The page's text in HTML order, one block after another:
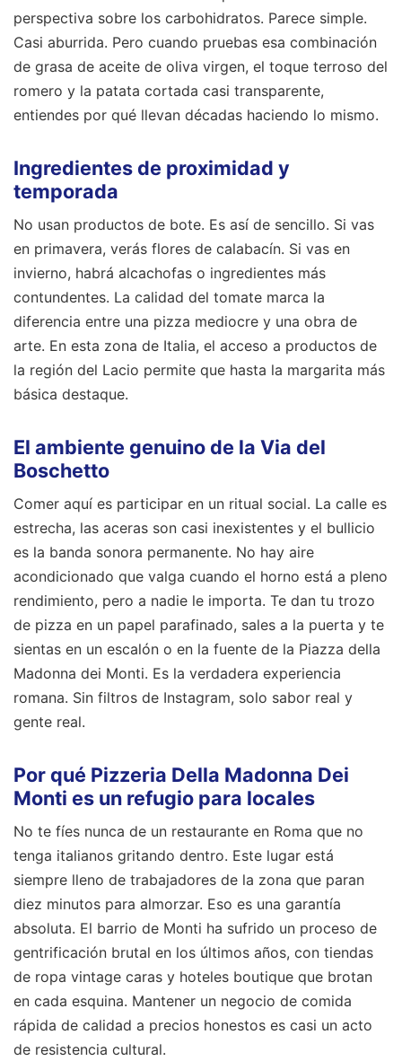
perspectiva sobre los carbohidratos. Parece simple.
Casi aburrida. Pero cuando pruebas esa combinación
de grasa de aceite de oliva virgen, el toque terroso del
romero y la patata cortada casi transparente,
entiendes por qué llevan décadas haciendo lo mismo.
Ingredientes de proximidad y
temporada
No usan productos de bote. Es así de sencillo. Si vas
en primavera, verás flores de calabacín. Si vas en
invierno, habrá alcachofas o ingredientes más
contundentes. La calidad del tomate marca la
diferencia entre una pizza mediocre y una obra de
arte. En esta zona de Italia, el acceso a productos de
la región del Lacio permite que hasta la margarita más
básica destaque.
El ambiente genuino de la Via del
Boschetto
Comer aquí es participar en un ritual social. La calle es
estrecha, las aceras son casi inexistentes y el bullicio
es la banda sonora permanente. No hay aire
acondicionado que valga cuando el horno está a pleno
rendimiento, pero a nadie le importa. Te dan tu trozo
de pizza en un papel parafinado, sales a la puerta y te
sientas en un escalón o en la fuente de la Piazza della
Madonna dei Monti. Es la verdadera experiencia
romana. Sin filtros de Instagram, solo sabor real y
gente real.
Por qué Pizzeria Della Madonna Dei
Monti es un refugio para locales
No te fíes nunca de un restaurante en Roma que no
tenga italianos gritando dentro. Este lugar está
siempre lleno de trabajadores de la zona que paran
diez minutos para almorzar. Eso es una garantía
absoluta. El barrio de Monti ha sufrido un proceso de
gentrificación brutal en los últimos años, con tiendas
de ropa vintage caras y hoteles boutique que brotan
en cada esquina. Mantener un negocio de comida
rápida de calidad a precios honestos es casi un acto
de resistencia cultural.